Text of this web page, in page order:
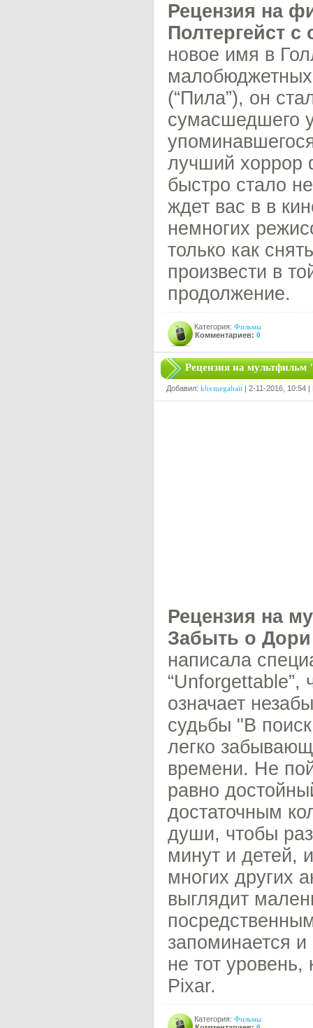
Рецензия на
Полтергейст с
новое имя в
(“Пила”), он
сумасшедшего
лучший хоррор
быстро стало
ждет вас в в
немногих
только как
произвести в
продолжение.
Категория: Фильмы
Комментариев: 0
Рецензия на
Добавил: khvmegabait | 2-11-2016, 10:54
Рецензия на
Забыть о Дори
написала
“Unforgettable”,
означает
судьбы "В
легко
времени. Не
равно
достаточным
души, чтобы
минут и детей,
многих других
выглядит
запоминается
не тот уровень,
Pixar.
Категория: Фильмы